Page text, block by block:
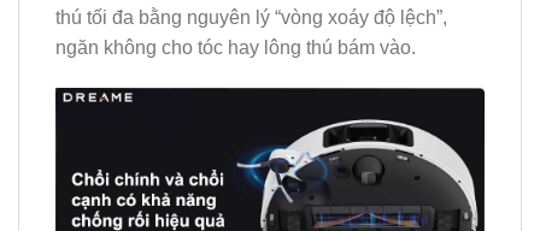
thú tối đa bằng nguyên lý “vòng xoáy độ lệch”,
ngăn không cho tóc hay lông thú bám vào.